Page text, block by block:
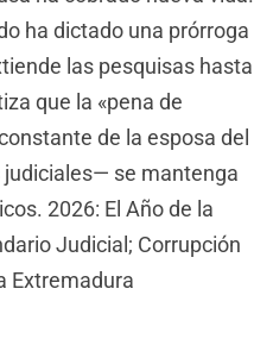
ha dictado una prórroga
las pesquisas hasta
que la «pena de
de la esposa del
se mantenga
2026: El Año de la
Judicial; Corrupción
Extremadura